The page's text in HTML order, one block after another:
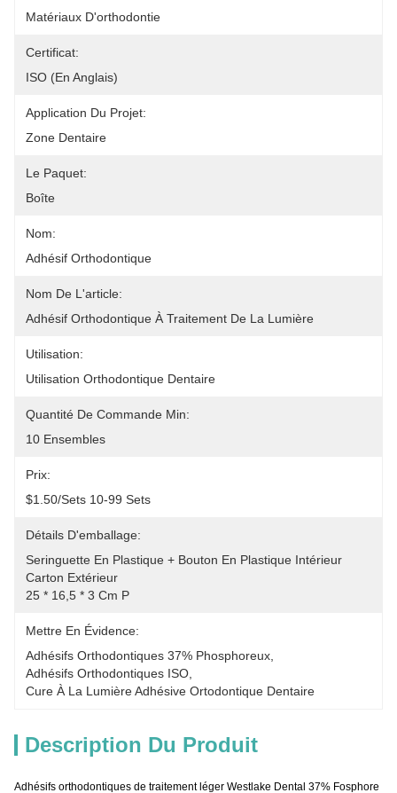
Matériaux D'orthodontie
Certificat:
ISO (en Anglais)
Application Du Projet:
Zone Dentaire
Le Paquet:
Boîte
Nom:
Adhésif Orthodontique
Nom De L'article:
Adhésif Orthodontique À Traitement De La Lumière
Utilisation:
Utilisation Orthodontique Dentaire
Quantité De Commande Min:
10 Ensembles
Prix:
$1.50/sets 10-99 Sets
Détails D'emballage:
Seringuette En Plastique + Bouton En Plastique Intérieur
Carton Extérieur
25 * 16,5 * 3 Cm P
Mettre En Évidence:
Adhésifs Orthodontiques 37% Phosphoreux
Adhésifs Orthodontiques ISO
Cure À La Lumière Adhésive Ortodontique Dentaire
Description Du Produit
Adhésifs orthodontiques de traitement léger Westlake Dental 37% Fosphore